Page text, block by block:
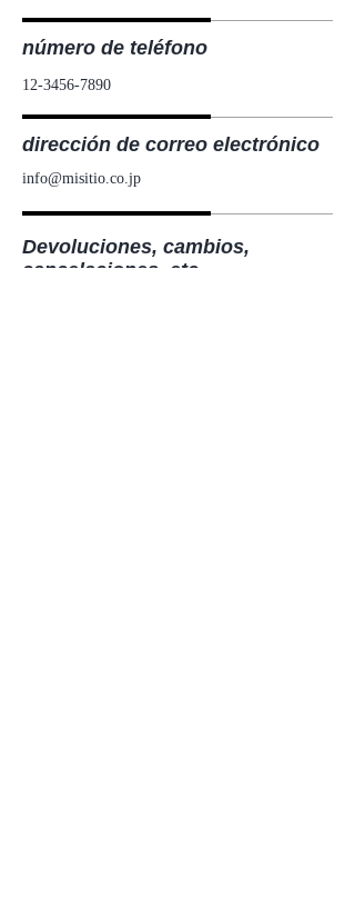
número de teléfono
12-3456-7890
dirección de correo electrónico
info@misitio.co.jp
Devoluciones, cambios,
cancelaciones, etc.